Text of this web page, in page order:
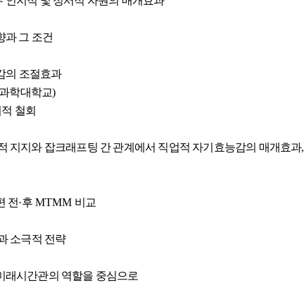
과 그 조건
의 조절효과
학대학교)
철회
지지와 잡크래프팅 간 관계에서 직업적 자기효능감의 매개효과,
전·후 MTMM 비교
소극적 전략
래시간관의 역할을 중심으로